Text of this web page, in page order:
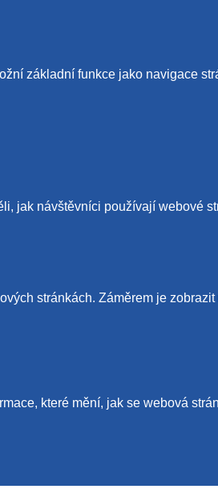
základní funkce jako navigace
jak návštěvníci používají webové
stránkách. Záměrem je
které mění, jak se webová